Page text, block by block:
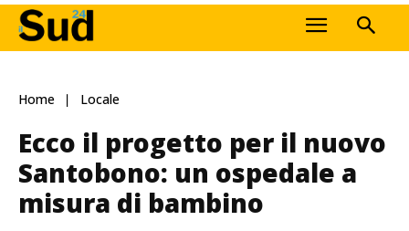
Home Locale
Ecco il progetto per il nuovo
Santobono: un ospedale a
misura di bambino